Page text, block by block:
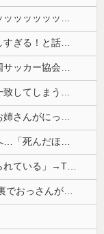
【画像】北朝鮮のビアガール、エッッッッッッッッッッッッッッッッッ！
昭和を代表する女優の晩年があまりにも寂しすぎる！と話題に、自身の子供を餓死する寸前までネグレクトした挙句……
韓国人「英メディアや海外各社も一斉に韓国サッカー協会を巡る過去の不祥事を報道！」→「国際的な信用失墜の危機‥」
【悲報】ヤニねこで抜けるキャラ、74%が一致してしまうｗｗｗｗｗ
会社のカメラ部で「商品を手に持って水着お姉さんがにっこり」を撮影、だがお姉さんは素人アルバイトで親バレした結果……
【九州名物】鶏刺し食べた医師、全身麻痺へ…「死んだほうが良かったと思っていた」
熊本県知事「報道に強い不満・苦情が寄せられている」→TBSの報道特集がまさにそれな件
【画像】 例の美人すぎるおにぎり屋さん、裏でおっさんが握っていたｗｗｗｗｗｗｗｗｗｗｗｗｗｗｗｗｗ